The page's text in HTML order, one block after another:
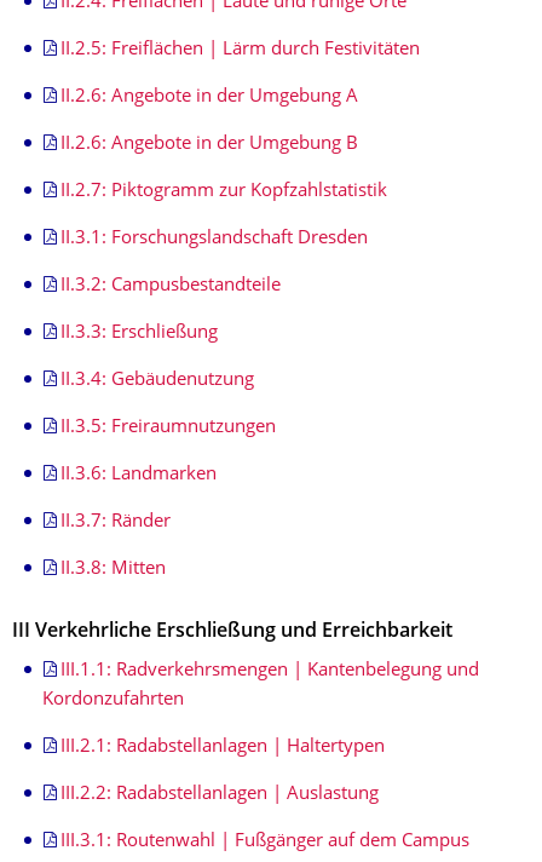
II.2.5: Freiflächen | Lärm durch Festivitäten
II.2.6: Angebote in der Umgebung A
II.2.6: Angebote in der Umgebung B
II.2.7: Piktogramm zur Kopfzahlstatistik
II.3.1: Forschungslandschaft Dresden
II.3.2: Campusbestandteile
II.3.3: Erschließung
II.3.4: Gebäudenutzung
II.3.5: Freiraumnutzungen
II.3.6: Landmarken
II.3.7: Ränder
II.3.8: Mitten
III Verkehrliche Erschließung und Erreichbarkeit
III.1.1: Radverkehrsmengen | Kantenbelegung und
Kordonzufahrten
III.2.1: Radabstellanlagen | Haltertypen
III.2.2: Radabstellanlagen | Auslastung
III.3.1: Routenwahl | Fußgänger auf dem Campus